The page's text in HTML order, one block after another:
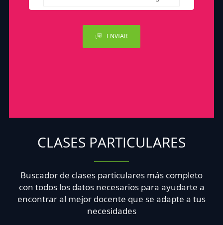
ENVIAR
CLASES PARTICULARES
Buscador de clases particulares más completo
con todos los datos necesarios para ayudarte a
encontrar al mejor docente que se adapte a tus
necesidades